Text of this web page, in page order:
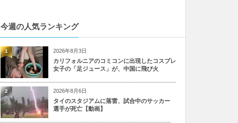
今週の人気ランキング
2026年8月3日
カリフォルニアのコミコンに出現したコスプレ
女子の「足ジュース」が、中国に飛び火
1
2026年8月6日
タイのスタジアムに落雷、試合中のサッカー
選手が死亡【動画】
2